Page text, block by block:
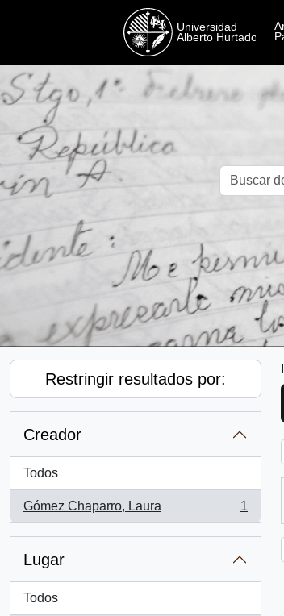
Restringir resultados por:
Creador
Todos
Gómez Chaparro, Laura
, 1 resultados
1
Lugar
Todos